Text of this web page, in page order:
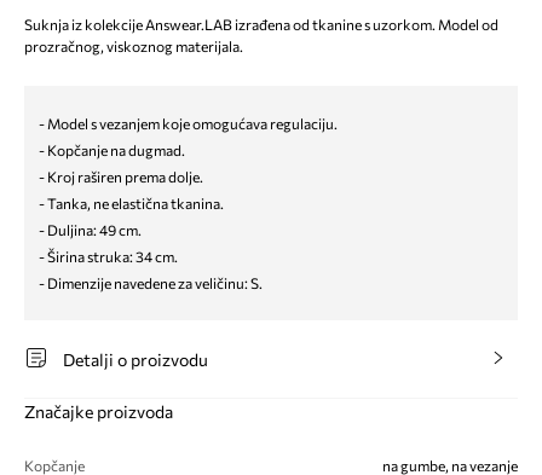
Suknja iz kolekcije Answear.LAB izrađena od tkanine s uzorkom. Model od
prozračnog, viskoznog materijala.
- Model s vezanjem koje omogućava regulaciju.
- Kopčanje na dugmad.
- Kroj raširen prema dolje.
- Tanka, ne elastična tkanina.
- Duljina: 49 cm.
- Širina struka: 34 cm.
- Dimenzije navedene za veličinu: S.
Detalji o proizvodu
Značajke proizvoda
Kopčanje na gumbe, na vezanje